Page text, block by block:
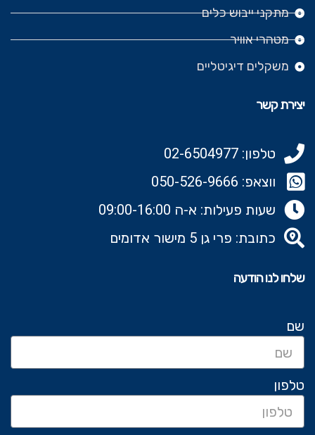
מתקני ייבוש כלים
מטהרי אוויר
משקלים דיגיטליים
יצירת קשר
טלפון: 02-6504977
ווצאפ: 050-526-9666‬
שעות פעילות: א-ה 09:00-16:00
כתובת: פרי גן 5 מישור אדומים
שלחו לנו הודעה
שם
טלפון